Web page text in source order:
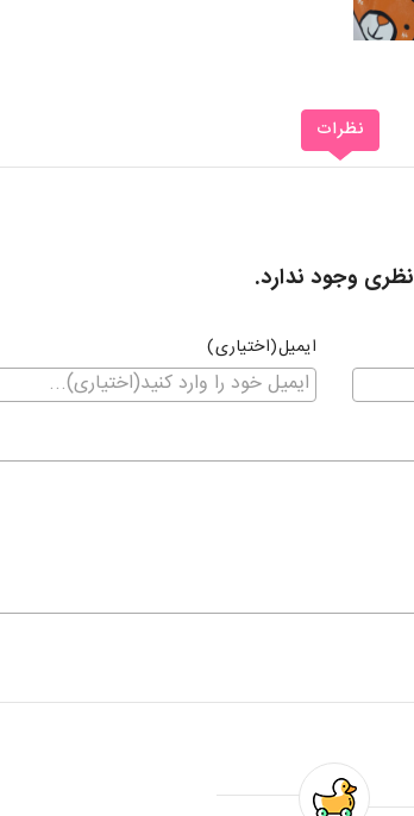
نظرات
نظری وجود ندارد.
ایمیل(اختیاری)